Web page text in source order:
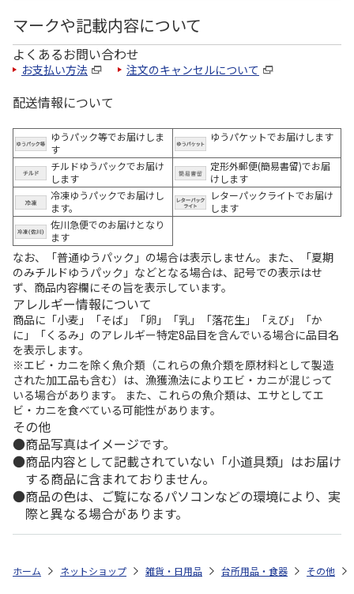
マークや記載内容について
よくあるお問い合わせ
お支払い方法 注文のキャンセルについて
配送情報について
ゆうパック等でお届けしま
す
ゆうパケットでお届けします
チルドゆうパックでお届け
します
定形外郵便(簡易書留)でお届
けします
冷凍ゆうパックでお届けし
ます。
レターパックライトでお届け
します
佐川急便でのお届けとなり
ます
なお、「普通ゆうパック」の場合は表示しません。また、「夏期
のみチルドゆうパック」などとなる場合は、記号での表示はせ
ず、商品内容欄にその旨を表示しています。
アレルギー情報について
商品に「小麦」「そば」「卵」「乳」「落花生」「えび」「か
に」「くるみ」のアレルギー特定8品目を含んでいる場合に品目名
を表示します。
※エビ・カニを除く魚介類（これらの魚介類を原材料として製造
された加工品も含む）は、漁獲漁法によりエビ・カニが混じって
いる場合があります。 また、これらの魚介類は、エサとしてエ
ビ・カニを食べている可能性があります。
その他
商品写真はイメージです。
商品内容として記載されていない「小道具類」はお届け
する商品に含まれておりません。
商品の色は、ご覧になるパソコンなどの環境により、実
際と異なる場合があります。
ホーム ネットショップ 雑貨・日用品 台所用品・食器 その他